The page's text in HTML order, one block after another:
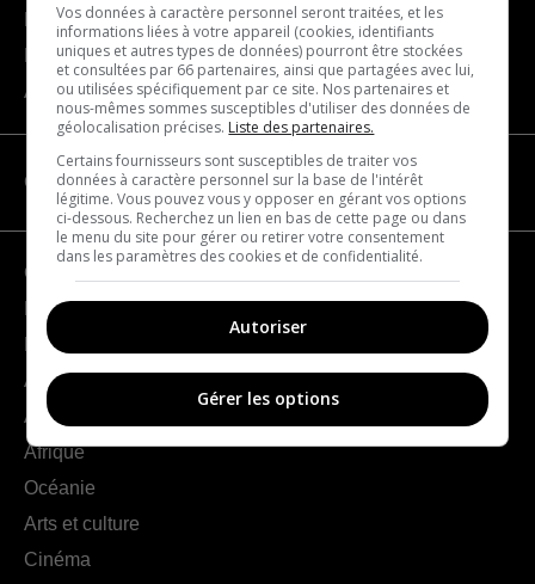
Devenir partenaire
Nous joindre
À propos
CATÉGORIES
Géographie
France
Europe
Amériques
Asie
Afrique
Océanie
Arts et culture
Cinéma
Vos données à caractère personnel seront traitées, et les
informations liées à votre appareil (cookies, identifiants
uniques et autres types de données) pourront être stockées
et consultées par 66 partenaires, ainsi que partagées avec lui,
ou utilisées spécifiquement par ce site. Nos partenaires et
nous-mêmes sommes susceptibles d'utiliser des données de
géolocalisation précises. Liste des partenaires.
Certains fournisseurs sont susceptibles de traiter vos
données à caractère personnel sur la base de l'intérêt
légitime. Vous pouvez vous y opposer en gérant vos options
ci-dessous. Recherchez un lien en bas de cette page ou dans
le menu du site pour gérer ou retirer votre consentement
dans les paramètres des cookies et de confidentialité.
Autoriser
Gérer les options